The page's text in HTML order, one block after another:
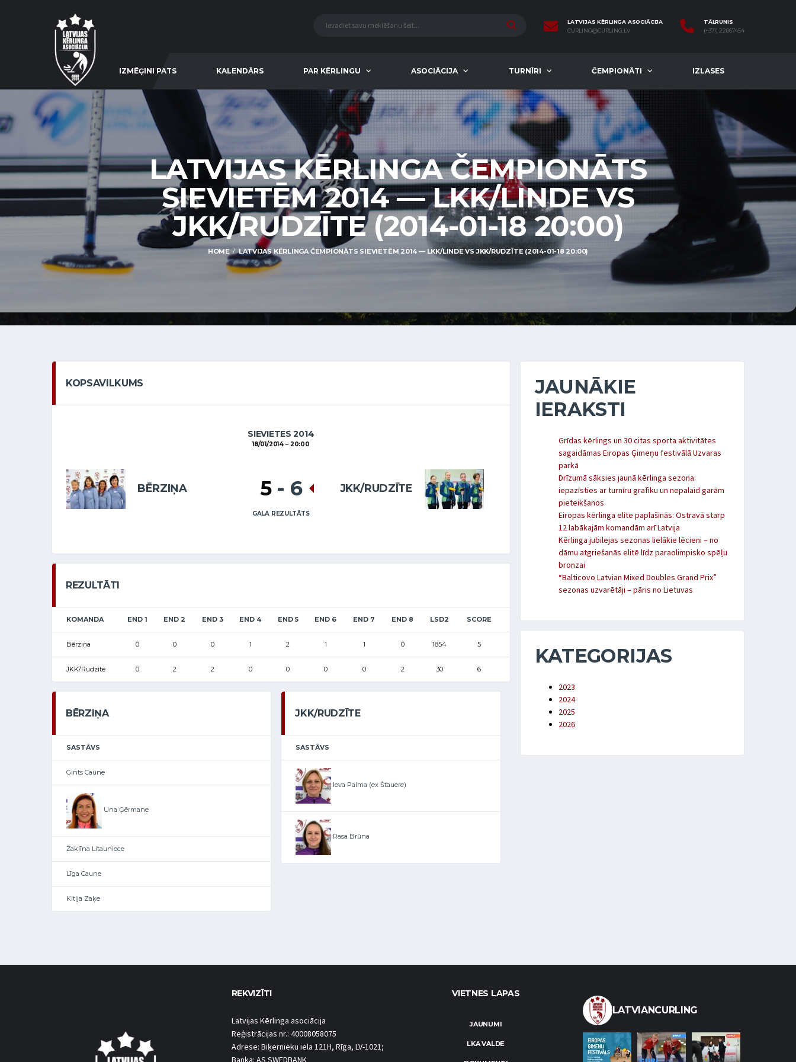
LATVIJAS KĒRLINGA ASOCIĀCIJA
CURLING@CURLING.LV
TĀLRUNIS
(+371) 22067454
IZMĒĢINI PATS KALENDĀRS PAR KĒRLINGU ASOCIĀCIJA TURNĪRI ČEMPIONĀTI IZLASES
LATVIJAS KĒRLINGA ČEMPIONĀTS
SIEVIETĒM 2014 — LKK/LINDE VS
JKK/RUDZĪTE (2014-01-18 20:00)
HOME LATVIJAS KĒRLINGA ČEMPIONĀTS SIEVIETĒM 2014 — LKK/LINDE VS JKK/RUDZĪTE (2014-01-18 20:00)
KOPSAVILKUMS
SIEVIETES 2014
18/01/2014 20:00
BĒRZIŅA JKK/RUDZĪTE
5 - 6
GALA REZULTĀTS
REZULTĀTI
KOMANDA END 1 END 2 END 3 END 4 END 5 END 6 END 7 END 8 LSD2 SCORE
Bērziņa 0 0 0 1 2 1 1 0 1854 5
JKK/Rudzīte 0 2 2 0 0 0 0 2 30 6
BĒRZIŅA
SASTĀVS
Gints Caune
Una Ģērmane
Žaklīna Litauniece
Līga Caune
Kitija Zaķe
JKK/RUDZĪTE
SASTĀVS
Ieva Palma (ex Štauere)
Rasa Brūna
JAUNĀKIE
IERAKSTI
Grīdas kērlings un 30 citas sporta aktivitātes
sagaidāmas Eiropas Ģimeņu festivālā Uzvaras
parkā
Drīzumā sāksies jaunā kērlinga sezona:
iepazīsties ar turnīru grafiku un nepalaid garām
pieteikšanos
Eiropas kērlinga elite paplašinās: Ostravā starp
12 labākajām komandām arī Latvija
Kērlinga jubilejas sezonas lielākie lēcieni – no
dāmu atgriešanās elitē līdz paraolimpisko spēļu
bronzai
“Balticovo Latvian Mixed Doubles Grand Prix”
sezonas uzvarētāji – pāris no Lietuvas
KATEGORIJAS
2023
2024
2025
2026
REKVIZĪTI
Latvijas Kērlinga asociācija
Reģistrācijas nr.: 40008058075
Adrese: Biķernieku iela 121H, Rīga, LV-1021;
VIETNES LAPAS
JAUNUMI
LKA VALDE
LATVIANCURLING